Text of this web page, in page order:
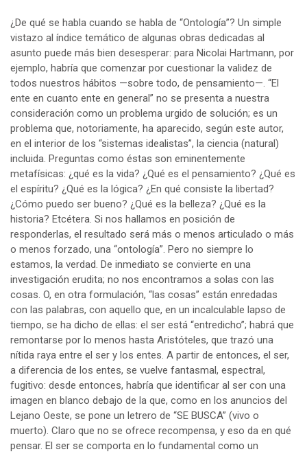
¿De qué se habla cuando se habla de “Ontología”? Un simple
vistazo al índice temático de algunas obras dedicadas al
asunto puede más bien desesperar: para Nicolai Hartmann, por
ejemplo, habría que comenzar por cuestionar la validez de
todos nuestros hábitos —sobre todo, de pensamiento—. “El
ente en cuanto ente en general” no se presenta a nuestra
consideración como un problema urgido de solución; es un
problema que, notoriamente, ha aparecido, según este autor,
en el interior de los “sistemas idealistas”, la ciencia (natural)
incluida. Preguntas como éstas son eminentemente
metafísicas: ¿qué es la vida? ¿Qué es el pensamiento? ¿Qué es
el espíritu? ¿Qué es la lógica? ¿En qué consiste la libertad?
¿Cómo puedo ser bueno? ¿Qué es la belleza? ¿Qué es la
historia? Etcétera. Si nos hallamos en posición de
responderlas, el resultado será más o menos articulado o más
o menos forzado, una “ontología”. Pero no siempre lo
estamos, la verdad. De inmediato se convierte en una
investigación erudita; no nos encontramos a solas con las
cosas. O, en otra formulación, “las cosas” están enredadas
con las palabras, con aquello que, en un incalculable lapso de
tiempo, se ha dicho de ellas: el ser está “entredicho”; habrá que
remontarse por lo menos hasta Aristóteles, que trazó una
nítida raya entre el ser y los entes. A partir de entonces, el ser,
a diferencia de los entes, se vuelve fantasmal, espectral,
fugitivo: desde entonces, habría que identificar al ser con una
imagen en blanco debajo de la que, como en los anuncios del
Lejano Oeste, se pone un letrero de “SE BUSCA” (vivo o
muerto). Claro que no se ofrece recompensa, y eso da en qué
pensar. El ser se comporta en lo fundamental como un